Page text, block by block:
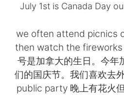
English 简体中文
繁體中文 Español
July 1st is Canada Day
we often attend picnics
then watch the fireworks
号是加拿大的生日。今年
们的国庆节。我们喜欢去
public party 晚上有花火